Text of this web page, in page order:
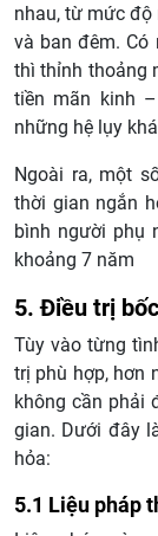
nhau, từ mức độ
và ban đêm. Có
thì thỉnh thoảng
tiền mãn kinh
những hệ lụy
Ngoài ra, một
thời gian ngắn
bình người phụ
khoảng 7 năm
5. Điều trị
Tùy vào từng
trị phù hợp, hơn
không cần phải
gian. Dưới đây
hỏa:
5.1 Liệu pháp